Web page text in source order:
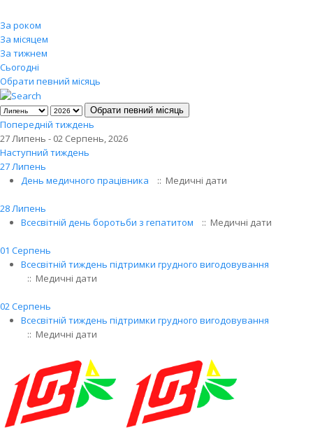
За роком
За місяцем
За тижнем
Сьогодні
Обрати певний місяць
Обрати певний місяць
Попередній тиждень
27 Липень - 02 Серпень, 2026
Наступний тиждень
27 Липень
День медичного працівника
:: Медичні дати
28 Липень
Всесвітній день боротьби з гепатитом
:: Медичні дати
01 Серпень
Всесвітній тиждень підтримки грудного вигодовування
:: Медичні дати
02 Серпень
Всесвітній тиждень підтримки грудного вигодовування
:: Медичні дати